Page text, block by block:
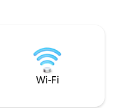
Wi-Fi